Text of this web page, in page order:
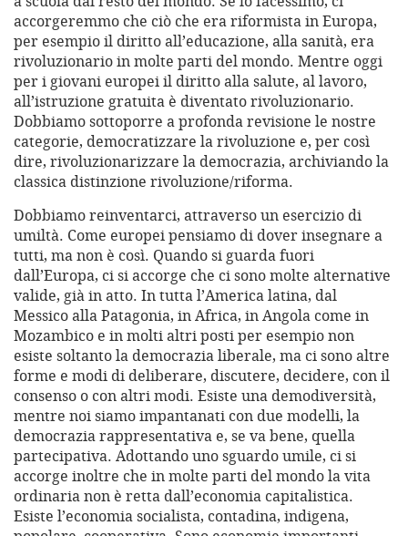
accorgeremmo che ciò che era riformista in Europa,
per esempio il diritto all’educazione, alla sanità, era
rivoluzionario in molte parti del mondo. Mentre oggi
per i giovani europei il diritto alla salute, al lavoro,
all’istruzione gratuita è diventato rivoluzionario.
Dobbiamo sottoporre a profonda revisione le nostre
categorie, democratizzare la rivoluzione e, per così
dire, rivoluzionarizzare la democrazia, archiviando la
classica distinzione rivoluzione/riforma.
Dobbiamo reinventarci, attraverso un esercizio di
umiltà. Come europei pensiamo di dover insegnare a
tutti, ma non è così. Quando si guarda fuori
dall’Europa, ci si accorge che ci sono molte alternative
valide, già in atto. In tutta l’America latina, dal
Messico alla Patagonia, in Africa, in Angola come in
Mozambico e in molti altri posti per esempio non
esiste soltanto la democrazia liberale, ma ci sono altre
forme e modi di deliberare, discutere, decidere, con il
consenso o con altri modi. Esiste una demodiversità,
mentre noi siamo impantanati con due modelli, la
democrazia rappresentativa e, se va bene, quella
partecipativa. Adottando uno sguardo umile, ci si
accorge inoltre che in molte parti del mondo la vita
ordinaria non è retta dall’economia capitalistica.
Esiste l’economia socialista, contadina, indigena,